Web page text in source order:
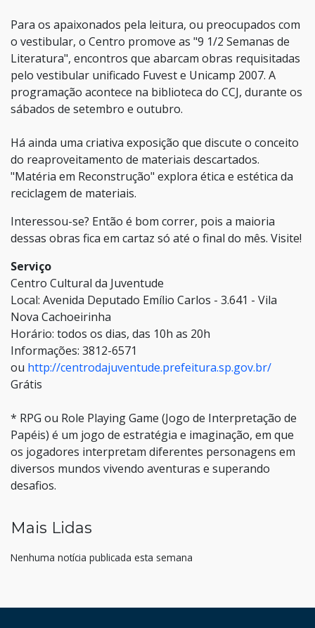
Para os apaixonados pela leitura, ou preocupados com
o vestibular, o Centro promove as "9 1/2 Semanas de
Literatura", encontros que abarcam obras requisitadas
pelo vestibular unificado Fuvest e Unicamp 2007. A
programação acontece na biblioteca do CCJ, durante os
sábados de setembro e outubro.
Há ainda uma criativa exposição que discute o conceito
do reaproveitamento de materiais descartados.
"Matéria em Reconstrução" explora ética e estética da
reciclagem de materiais.
Interessou-se? Então é bom correr, pois a maioria
dessas obras fica em cartaz só até o final do mês. Visite!
Serviço
Centro Cultural da Juventude
Local: Avenida Deputado Emílio Carlos - 3.641 - Vila
Nova Cachoeirinha
Horário: todos os dias, das 10h as 20h
Informações: 3812-6571
ou http://centrodajuventude.prefeitura.sp.gov.br/
Grátis
* RPG ou Role Playing Game (Jogo de Interpretação de
Papéis) é um jogo de estratégia e imaginação, em que
os jogadores interpretam diferentes personagens em
diversos mundos vivendo aventuras e superando
desafios.
Mais Lidas
Nenhuma notícia publicada esta semana